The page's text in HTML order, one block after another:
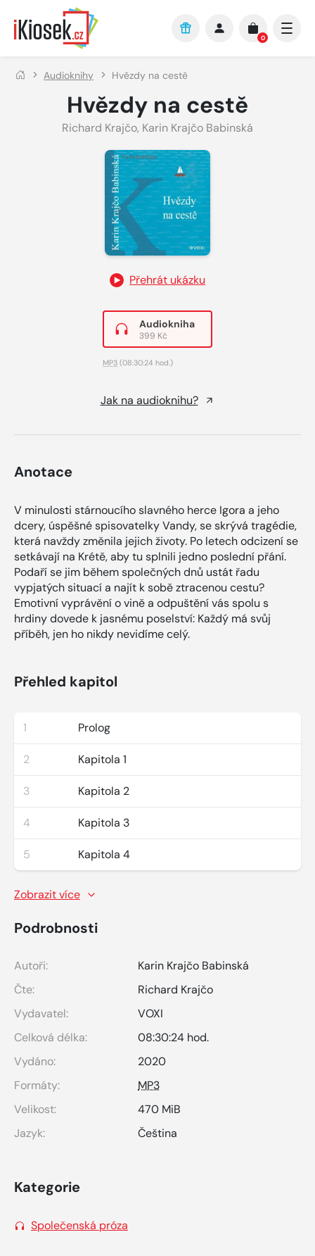
Přejít na hlavní obsah
0
Audioknihy Hvězdy na cestě
Hvězdy na cestě
Richard Krajčo, Karin Krajčo Babinská
Přehrát ukázku
Audiokniha
399 Kč
MP3 (08:30:24 hod.)
Jak na audioknihu?
Anotace
V minulosti stárnoucího slavného herce Igora a jeho
dcery, úspěšné spisovatelky Vandy, se skrývá tragédie,
která navždy změnila jejich životy. Po letech odcizení se
setkávají na Krétě, aby tu splnili jedno poslední přání.
Podaří se jim během společných dnů ustát řadu
vypjatých situací a najít k sobě ztracenou cestu?
Emotivní vyprávění o vině a odpuštění vás spolu s
hrdiny dovede k jasnému poselství: Každý má svůj
příběh, jen ho nikdy nevidíme celý.
Přehled kapitol
1 Prolog
2 Kapitola 1
3 Kapitola 2
4 Kapitola 3
5 Kapitola 4
Zobrazit více
Podrobnosti
Autoři:
Karin Krajčo Babinská
Čte:
Richard Krajčo
Vydavatel:
VOXI
Celková délka:
08:30:24 hod.
Vydáno:
2020
Formáty:
MP3
Velikost:
470 MiB
Jazyk:
Čeština
Kategorie
Společenská próza